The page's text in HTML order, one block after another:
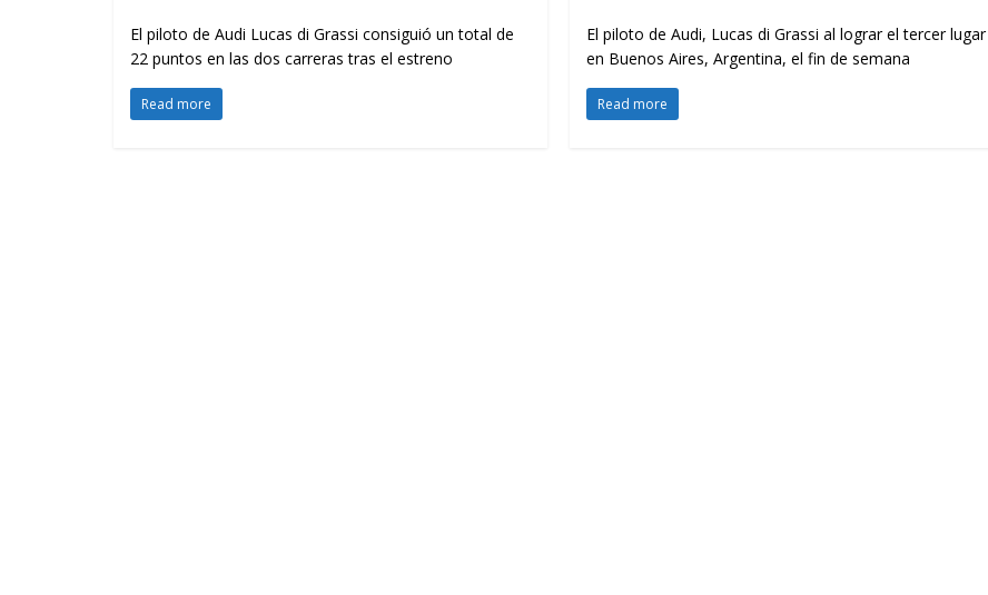
El piloto de Audi Lucas di Grassi consiguió un total de
22 puntos en las dos carreras tras el estreno
Read more
El piloto de Audi, Lucas di Grassi al lograr el tercer lugar
en Buenos Aires, Argentina, el fin de semana
Read more